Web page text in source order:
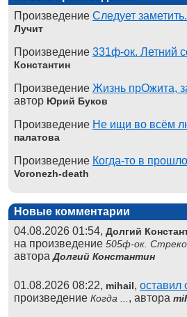
Произведение Следует
Лучит
Произведение 331ф-ок. Летний
Константин
Произведение Жизнь прОжита,
автор Юрий Буков
Произведение Не ищи во всём
палатова
Произведение Когда-то в
Voronezh-death
Новые комментарии
04.08.2026 01:54, Долгий
на произведение 505ф-ок.
автораДолгий Константин
01.08.2026 08:22, mihail, оставил
произведение Когда ... , автора